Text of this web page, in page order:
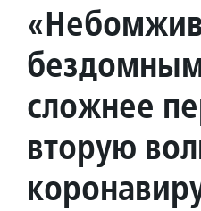
сложнее
вторую